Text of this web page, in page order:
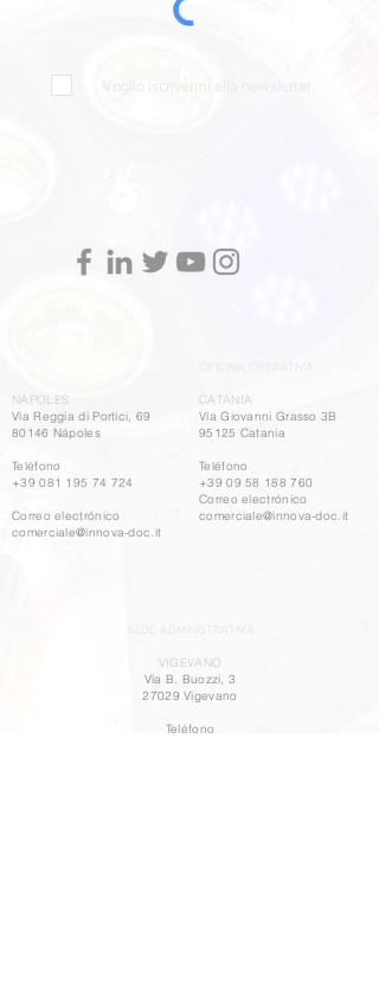
Voglio iscrivermi alla newsletter.
NÁPOLES
Vía Reggia di Portici, 69
80146 Nápoles
Teléfono
+39 081 195 74 724
Correo electrónico
comerciale@innova-doc.it
CATANIA
Vía Giovanni Grasso 3B
95125 Catania
Teléfono
+39 09 58 188 760
Correo electrónico
comerciale@innova-doc.it
VIGEVANO
Vía B. Buozzi, 3
27029 Vigevano
Teléfono